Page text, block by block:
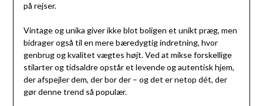
på rejser.
Vintage og unika giver ikke blot boligen et unikt præg, men
bidrager også til en mere bæredygtig indretning, hvor
genbrug og kvalitet vægtes højt. Ved at mikse forskellige
stilarter og tidsaldre opstår et levende og autentisk hjem,
der afspejler dem, der bor der – og det er netop dét, der
gør denne trend så populær.